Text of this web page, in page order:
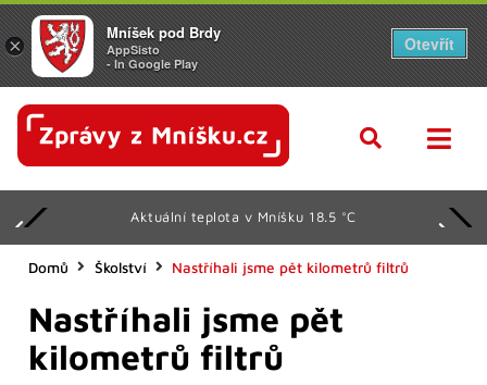
Aktuální teplota v Mníšku 18.5 °C
Domů Školství Nastříhali jsme pět kilometrů filtrů
Nastříhali jsme pět
kilometrů filtrů
×
Mníšek pod Brdy
AppSisto
- In Google Play
Otevřít